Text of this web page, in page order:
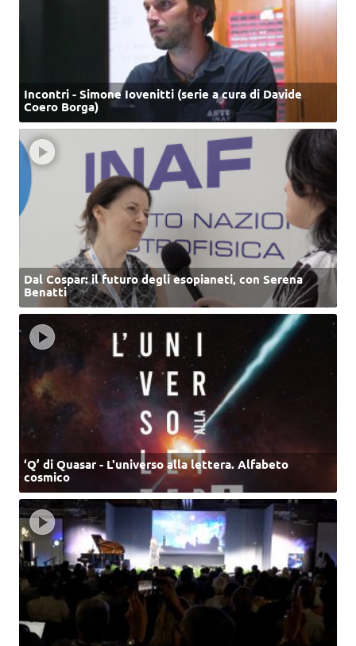
Incontri - Simone Iovenitti (serie a cura di Davide
Coero Borga)
Dal Cospar: il futuro degli esopianeti, con Serena
Benatti
‘Q’ di Quasar - L'universo alla lettera. Alfabeto
cosmico